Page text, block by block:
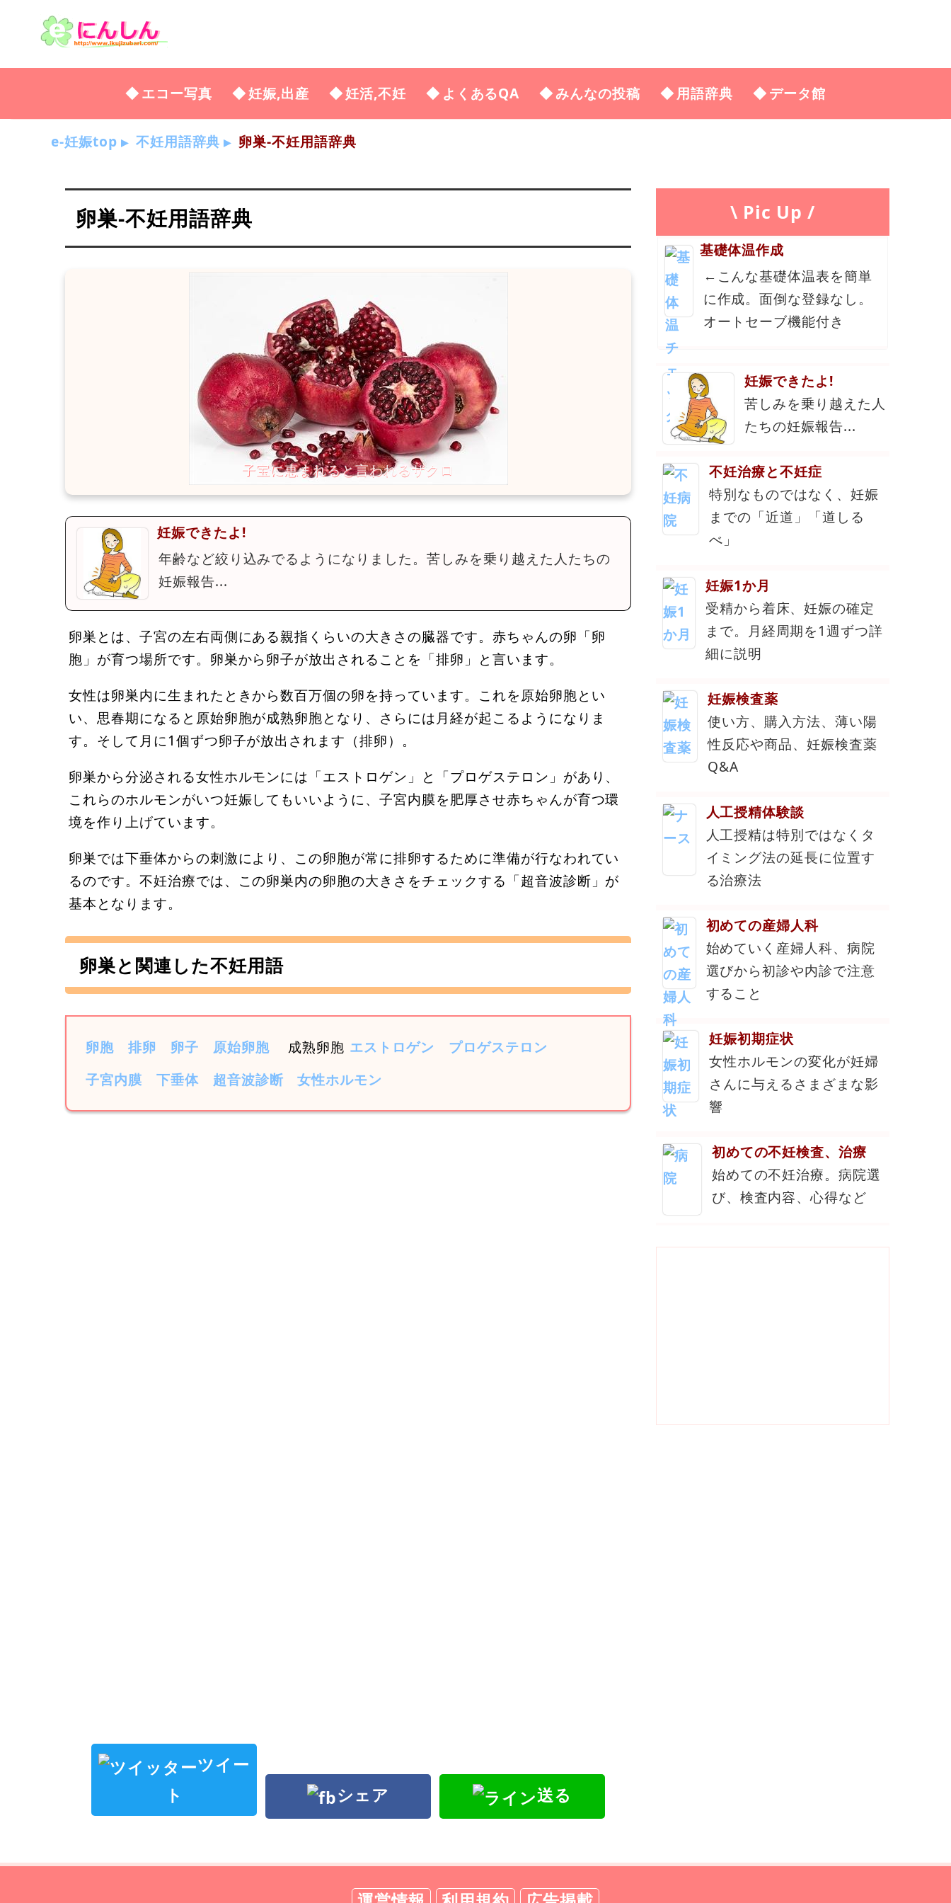
エコー写真 妊娠,出産 妊活,不妊 よくあるQA みんなの投稿 用語辞典 データ館
e-妊娠top 不妊用語辞典 卵巣-不妊用語辞典
卵巣-不妊用語辞典
妊娠できたよ!
年齢など絞り込みでるようになりました。苦しみを乗り越えた人たちの
妊娠報告...
卵巣とは、子宮の左右両側にある親指くらいの大きさの臓器です。赤ちゃんの卵「卵
胞」が育つ場所です。卵巣から卵子が放出されることを「排卵」と言います。
女性は卵巣内に生まれたときから数百万個の卵を持っています。これを原始卵胞とい
い、思春期になると原始卵胞が成熟卵胞となり、さらには月経が起こるようになりま
す。そして月に1個ずつ卵子が放出されます（排卵）。
卵巣から分泌される女性ホルモンには「エストロゲン」と「プロゲステロン」があり、
これらのホルモンがいつ妊娠してもいいように、子宮内膜を肥厚させ赤ちゃんが育つ環
境を作り上げています。
卵巣では下垂体からの刺激により、この卵胞が常に排卵するために準備が行なわれてい
るのです。不妊治療では、この卵巣内の卵胞の大きさをチェックする「超音波診断」が
基本となります。
卵巣と関連した不妊用語
卵胞 排卵 卵子 原始卵胞 成熟卵胞 エストロゲン
プロゲステロン
子宮内膜
下垂体 超音波診断 女性ホルモン
ツイー
ト
シェア 送る
\ Pic Up /
基礎体温作成
←こんな基礎体温表を簡単
に作成。面倒な登録なし。
オートセーブ機能付き
妊娠できたよ!
苦しみを乗り越えた人
たちの妊娠報告...
不妊治療と不妊症
特別なものではなく、妊娠
までの「近道」「道しる
べ」
妊娠1か月
受精から着床、妊娠の確定
まで。月経周期を1週ずつ詳
細に説明
妊娠検査薬
使い方、購入方法、薄い陽
性反応や商品、妊娠検査薬
Q&A
人工授精体験談
人工授精は特別ではなくタ
イミング法の延長に位置す
る治療法
初めての産婦人科
始めていく産婦人科、病院
選びから初診や内診で注意
すること
妊娠初期症状
女性ホルモンの変化が妊婦
さんに与えるさまざまな影
響
初めての不妊検査、治療
始めての不妊治療。病院選
び、検査内容、心得など